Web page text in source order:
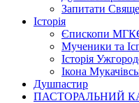
Запитати
Історія
Єпископи
Мученики та
Історія
Ікона
Душпастир
ПАСТОРАЛЬНИЙ